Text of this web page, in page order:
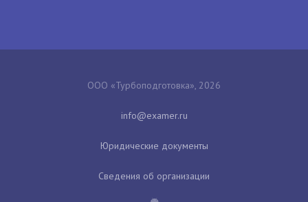
ООО «Турбоподготовка», 2026
Юридические документы
Сведения об организации